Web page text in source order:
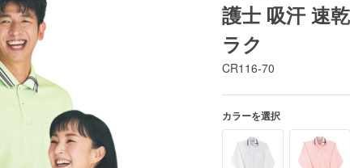
護士 吸汗 速
ラク
CR116-70
カラーを選択